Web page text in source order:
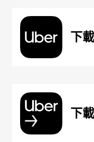
下
下